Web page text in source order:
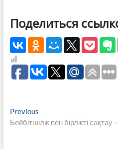
Поделиться
Навигация
по
PreviousPrevious
post:
Бейбітшілік пен бірлікті